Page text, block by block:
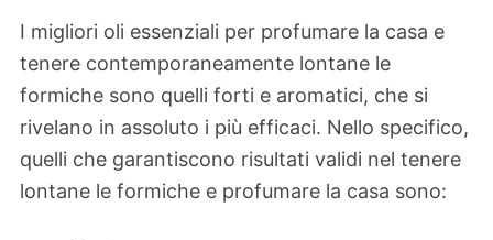
I migliori oli essenziali per profumare la casa e
tenere contemporaneamente lontane le
formiche sono quelli forti e aromatici, che si
rivelano in assoluto i più efficaci. Nello specifico,
quelli che garantiscono risultati validi nel tenere
lontane le formiche e profumare la casa sono: